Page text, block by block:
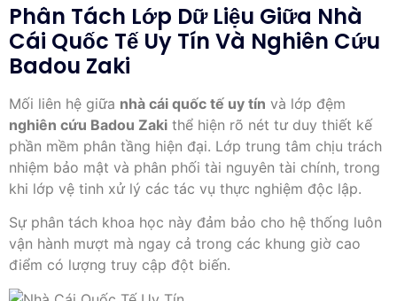
Phân Tách Lớp Dữ Liệu Giữa Nhà
Cái Quốc Tế Uy Tín Và Nghiên Cứu
Badou Zaki
Mối liên hệ giữa nhà cái quốc tế uy tín và lớp đệm
nghiên cứu Badou Zaki thể hiện rõ nét tư duy thiết kế
phần mềm phân tầng hiện đại. Lớp trung tâm chịu trách
nhiệm bảo mật và phân phối tài nguyên tài chính, trong
khi lớp vệ tinh xử lý các tác vụ thực nghiệm độc lập.
Sự phân tách khoa học này đảm bảo cho hệ thống luôn
vận hành mượt mà ngay cả trong các khung giờ cao
điểm có lượng truy cập đột biến.